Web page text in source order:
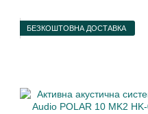
БЕЗКОШТОВНА ДОСТАВКА